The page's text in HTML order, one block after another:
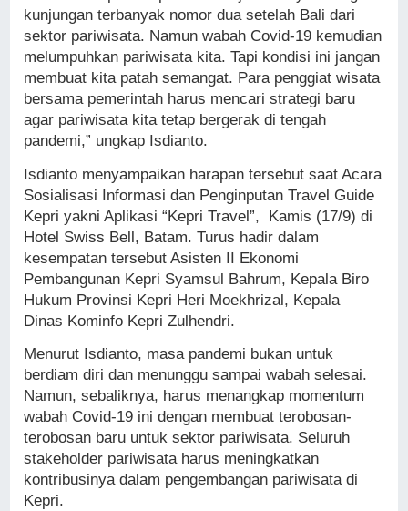
kunjungan terbanyak nomor dua setelah Bali dari
sektor pariwisata. Namun wabah Covid-19 kemudian
melumpuhkan pariwisata kita. Tapi kondisi ini jangan
membuat kita patah semangat. Para penggiat wisata
bersama pemerintah harus mencari strategi baru
agar pariwisata kita tetap bergerak di tengah
pandemi,” ungkap Isdianto.
Isdianto menyampaikan harapan tersebut saat Acara
Sosialisasi Informasi dan Penginputan Travel Guide
Kepri yakni Aplikasi “Kepri Travel”, Kamis (17/9) di
Hotel Swiss Bell, Batam. Turus hadir dalam
kesempatan tersebut Asisten II Ekonomi
Pembangunan Kepri Syamsul Bahrum, Kepala Biro
Hukum Provinsi Kepri Heri Moekhrizal, Kepala
Dinas Kominfo Kepri Zulhendri.
Menurut Isdianto, masa pandemi bukan untuk
berdiam diri dan menunggu sampai wabah selesai.
Namun, sebaliknya, harus menangkap momentum
wabah Covid-19 ini dengan membuat terobosan-
terobosan baru untuk sektor pariwisata. Seluruh
stakeholder pariwisata harus meningkatkan
kontribusinya dalam pengembangan pariwisata di
Kepri.